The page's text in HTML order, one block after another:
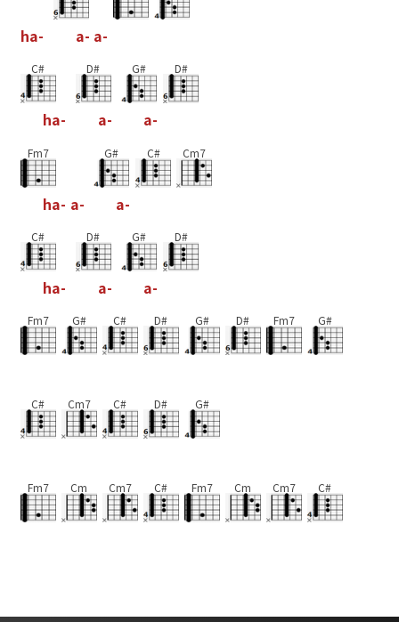
ha- a- a-
C#
ha-
D#
a-
G#
a-
D#
Fm7
ha- a-
G#
a-
C# Cm7
C#
ha-
D#
a-
G#
a-
D#
Fm7 G# C# D# G# D# Fm7 G#
C# Cm7 C# D# G#
Fm7 Cm Cm7 C# Fm7 Cm Cm7 C#